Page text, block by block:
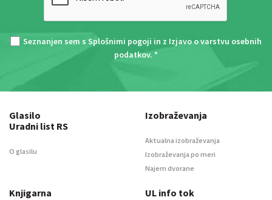
Seznanjen sem s Splošnimi pogoji in z Izjavo o varstvu osebnih
podatkov. *
Glasilo
Uradni list RS
O glasilu
Izobraževanja
Aktualna izobraževanja
Izobraževanja po meri
Najem dvorane
Knjigarna UL info tok